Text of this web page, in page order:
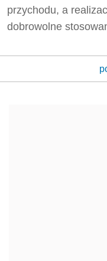
przychodu, a
dobrowolne